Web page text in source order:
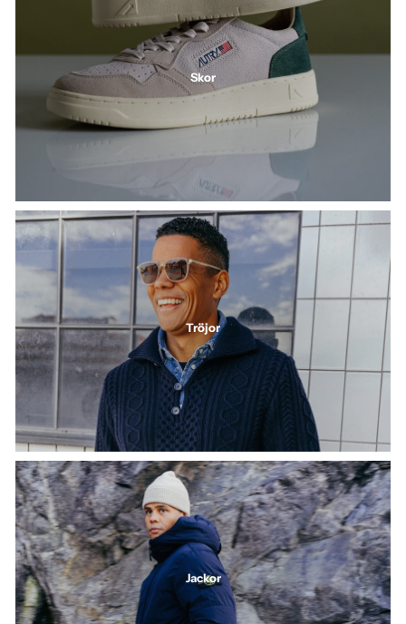
Skor
Tröjor
Jackor